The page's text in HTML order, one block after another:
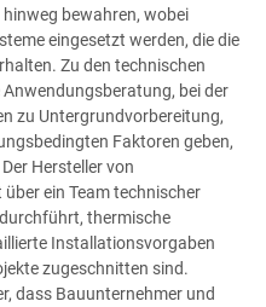
bewahren, wobei
eingesetzt werden, die die
Zu den technischen
bei der
zu Untergrundvorbereitung,
Faktoren geben,
Hersteller von
ein Team technischer
thermische
Installationsvorgaben
zugeschnitten sind.
dass Bauunternehmer und